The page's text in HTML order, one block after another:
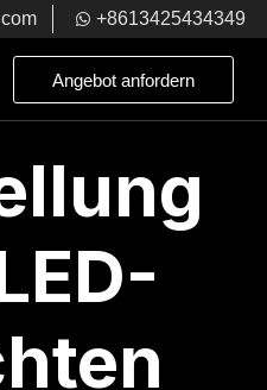
+8613425434349
Angebot anfordern